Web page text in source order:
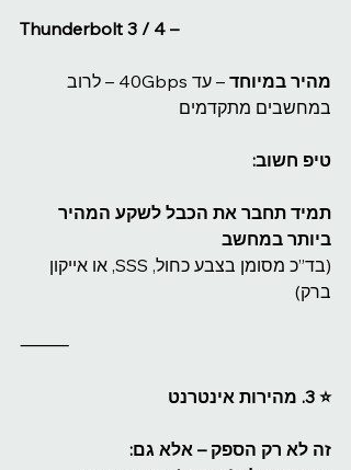
Thunderbolt 3 / 4 –
מהיר במיוחד
– עד 40Gbps – לרוב
במחשבים מתקדמים
טיפ חשוב:
תמיד תחבר את הכבל לשקע המהיר
ביותר במחשב
(בד”כ מסומן בצבע כחול, SSS, או אייקון
ברק)
⸻
⭐️ 3. מהירות אינטרנט
זה לא רק הספק – אלא גם: